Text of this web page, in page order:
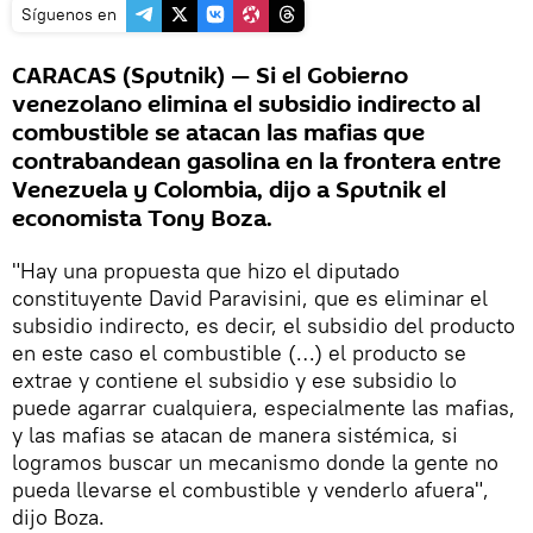
Síguenos en
CARACAS (Sputnik) — Si el Gobierno
venezolano elimina el subsidio indirecto al
combustible se atacan las mafias que
contrabandean gasolina en la frontera entre
Venezuela y Colombia, dijo a Sputnik el
economista Tony Boza.
"Hay una propuesta que hizo el diputado
constituyente David Paravisini, que es eliminar el
subsidio indirecto, es decir, el subsidio del producto
en este caso el combustible (…) el producto se
extrae y contiene el subsidio y ese subsidio lo
puede agarrar cualquiera, especialmente las mafias,
y las mafias se atacan de manera sistémica, si
logramos buscar un mecanismo donde la gente no
pueda llevarse el combustible y venderlo afuera",
dijo Boza.